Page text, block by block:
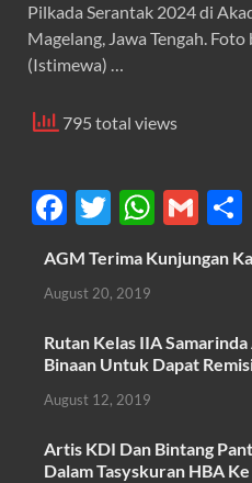
Pilkada Serantak 2024 di
Magelang, Jawa Tengah.
(Istimewa) …
795 total views
F
ac
e
b
o
o
k
T
w
itt
er
W
h
at
A
p
G
ail
h
AGM Terima Kunjungan
August 20, 2019
Rutan Kelas IIA
Binaan Untuk Dapat
August 12, 2019
Artis KDI Dan Bintang
Dalam Tasyskuran HBA